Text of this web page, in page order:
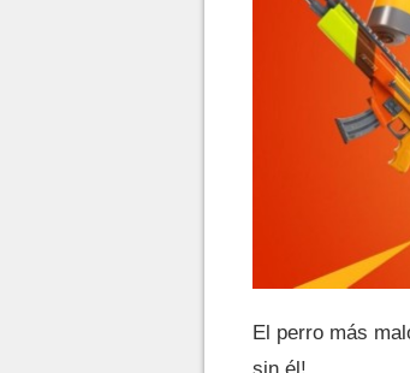
El perro más